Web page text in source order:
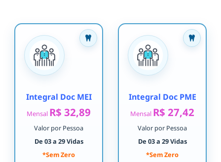
Integral Doc MEI
Mensal R$ 32,89
Valor por Pessoa
De 03 a 29 Vidas
*Sem Zero
Integral Doc PME
Mensal R$ 27,42
Valor por Pessoa
De 03 a 29 Vidas
*Sem Zero